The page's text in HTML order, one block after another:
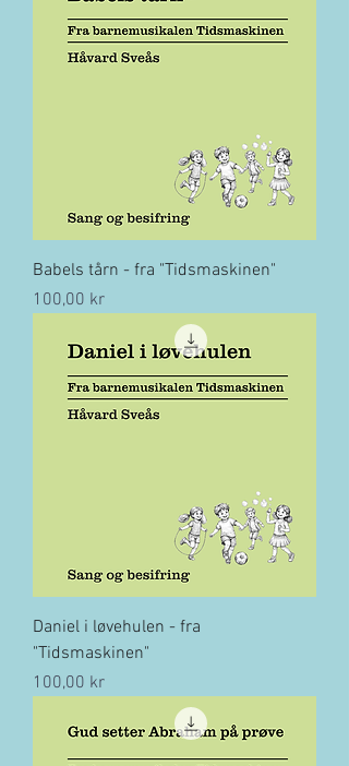
Babels tårn - fra "Tidsmaskinen"
Pris
100,00 kr
Daniel i løvehulen - fra
"Tidsmaskinen"
Pris
100,00 kr